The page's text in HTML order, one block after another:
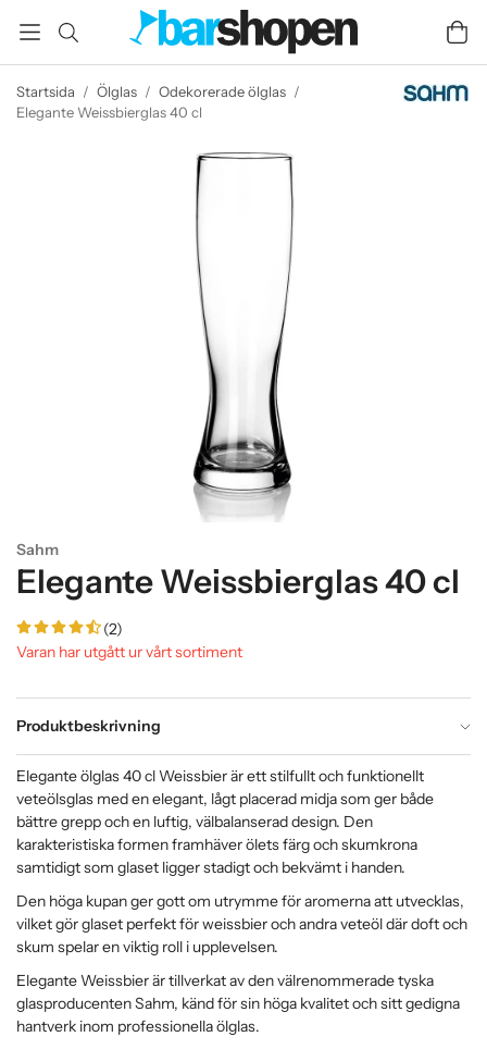
Startsida / Ölglas / Odekorerade ölglas /
Elegante Weissbierglas 40 cl
Sahm
Elegante Weissbierglas 40 cl
(2)
Varan har utgått ur vårt sortiment
Produktbeskrivning
Elegante ölglas 40 cl Weissbier är ett stilfullt och funktionellt
veteölsglas med en elegant, lågt placerad midja som ger både
bättre grepp och en luftig, välbalanserad design. Den
karakteristiska formen framhäver ölets färg och skumkrona
samtidigt som glaset ligger stadigt och bekvämt i handen.
Den höga kupan ger gott om utrymme för aromerna att utvecklas,
vilket gör glaset perfekt för weissbier och andra veteöl där doft och
skum spelar en viktig roll i upplevelsen.
Elegante Weissbier är tillverkat av den välrenommerade tyska
glasproducenten Sahm, känd för sin höga kvalitet och sitt gedigna
hantverk inom professionella ölglas.